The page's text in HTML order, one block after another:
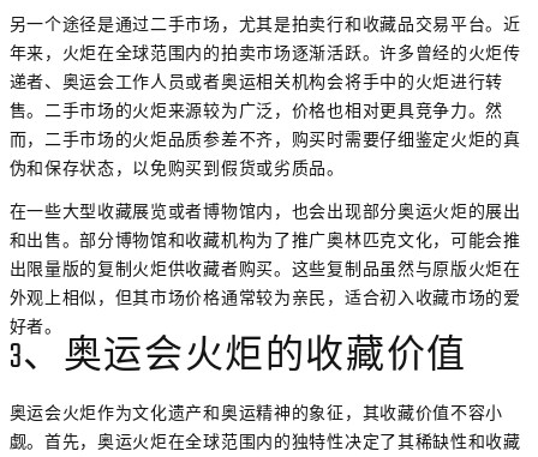
另一个途径是通过二手市场，尤其是拍卖行和收藏品交易平台。近
年来，火炬在全球范围内的拍卖市场逐渐活跃。许多曾经的火炬传
递者、奥运会工作人员或者奥运相关机构会将手中的火炬进行转
售。二手市场的火炬来源较为广泛，价格也相对更具竞争力。然
而，二手市场的火炬品质参差不齐，购买时需要仔细鉴定火炬的真
伪和保存状态，以免购买到假货或劣质品。
在一些大型收藏展览或者博物馆内，也会出现部分奥运火炬的展出
和出售。部分博物馆和收藏机构为了推广奥林匹克文化，可能会推
出限量版的复制火炬供收藏者购买。这些复制品虽然与原版火炬在
外观上相似，但其市场价格通常较为亲民，适合初入收藏市场的爱
好者。
3、奥运会火炬的收藏价值
奥运会火炬作为文化遗产和奥运精神的象征，其收藏价值不容小
觑。首先，奥运火炬在全球范围内的独特性决定了其稀缺性和收藏